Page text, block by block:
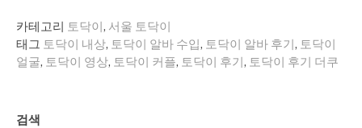
보
카테고리 토닥이, 서울 토닥이
태그 토닥이 내상, 토닥이 알바 수입, 토닥이 알바 후기, 토닥이
얼굴, 토닥이 영상, 토닥이 커플, 토닥이 후기, 토닥이 후기 더쿠
검색